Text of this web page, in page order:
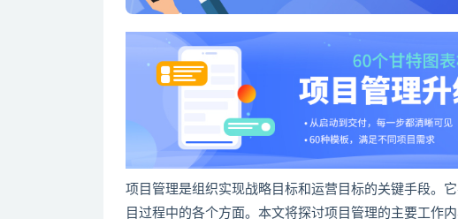
项目管理是组织实现战略目标和运营目标的关键手段。
目过程中的各个方面。本文将探讨项目管理的主要工作内